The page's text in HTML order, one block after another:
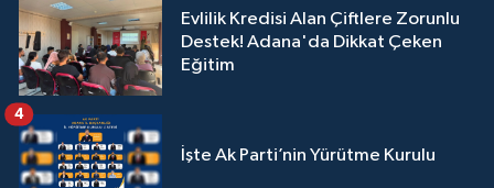
Evlilik Kredisi Alan Çiftlere Zorunlu
Destek! Adana'da Dikkat Çeken
Eğitim
İşte Ak Parti’nin Yürütme Kurulu
4